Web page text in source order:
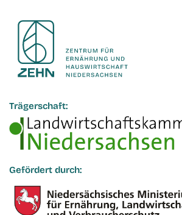
Trägerschaft:
Gefördert durch: